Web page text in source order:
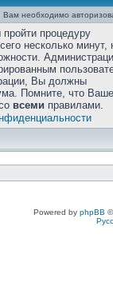
Вам необходимо
процедуру
несколько минут,
Вы должны
Помните, что Ваше
всеми правилами.
Powered by phpBB